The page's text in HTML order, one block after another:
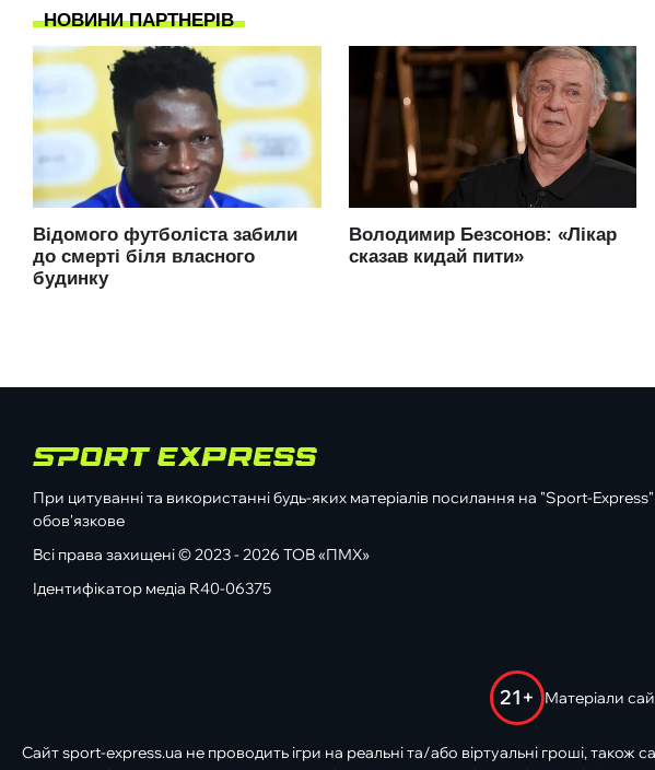
При цитуванні та використанні будь-яких матеріалів посилання на "Sport-Express"
обов'язкове
Всі права захищені © 2023 - 2026 ТОВ «ПМХ»
Ідентифікатор медіа R40-06375
21+ Матеріали
Сайт sport-express.ua не проводить ігри на реальні та/або віртуальні гроші, також